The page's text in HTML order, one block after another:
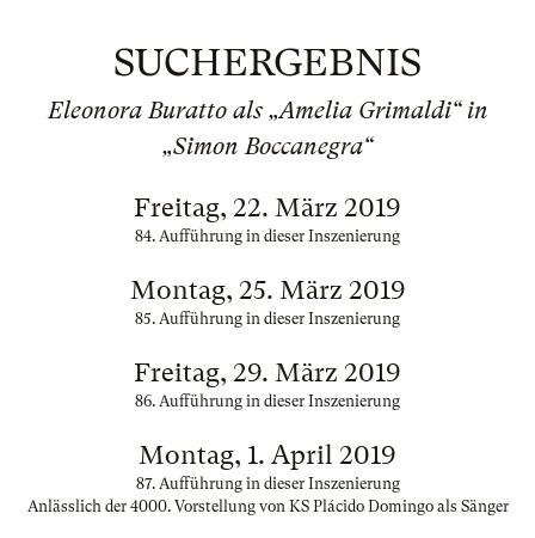
SUCHERGEBNIS
Eleonora Buratto als „Amelia Grimaldi“ in
„Simon Boccanegra“
Freitag, 22. März 2019
84. Aufführung in dieser Inszenierung
Montag, 25. März 2019
85. Aufführung in dieser Inszenierung
Freitag, 29. März 2019
86. Aufführung in dieser Inszenierung
Montag, 1. April 2019
87. Aufführung in dieser Inszenierung
Anlässlich der 4000. Vorstellung von KS Plácido Domingo als Sänger